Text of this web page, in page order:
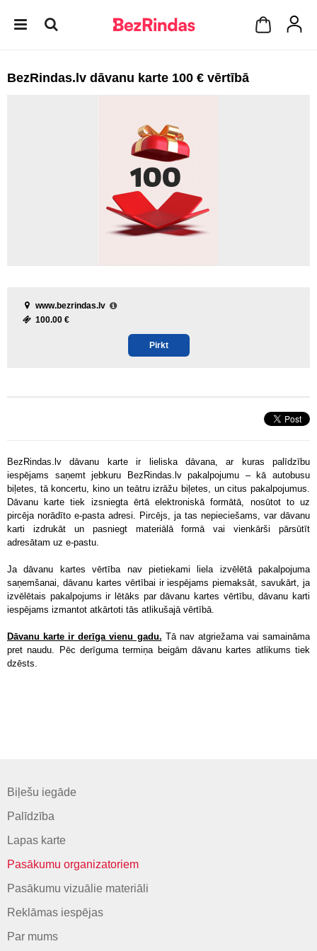
BezRindas.lv dāvanu karte 100 € vērtībā
www.bezrindas.lv
100.00 €
Pirkt
BezRindas.lv dāvanu karte ir lieliska dāvana, ar kuras palīdzību
iespējams saņemt jebkuru BezRindas.lv pakalpojumu – kā autobusu
biļetes, tā koncertu, kino un teātru izrāžu biļetes, un citus pakalpojumus.
Dāvanu karte tiek izsniegta ērtā elektroniskā formātā, nosūtot to uz
pircēja norādīto e-pasta adresi. Pircējs, ja tas nepieciešams, var dāvanu
karti izdrukāt un pasniegt materiālā formā vai vienkārši pārsūtīt
adresātam uz e-pastu.
Ja dāvanu kartes vērtība nav pietiekami liela izvēlētā pakalpojuma
saņemšanai, dāvanu kartes vērtībai ir iespējams piemaksāt, savukārt, ja
izvēlētais pakalpojums ir lētāks par dāvanu kartes vērtību, dāvanu karti
iespējams izmantot atkārtoti tās atlikušajā vērtībā.
Dāvanu karte ir derīga vienu gadu. Tā nav atgriežama vai samaināma
pret naudu. Pēc derīguma termiņa beigām dāvanu kartes atlikums tiek
dzēsts.
Biļešu iegāde
Palīdzība
Lapas karte
Pasākumu organizatoriem
Pasākumu vizuālie materiāli
Reklāmas iespējas
Par mums